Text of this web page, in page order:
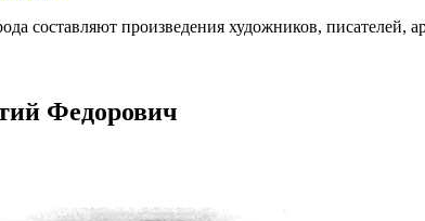
составляют произведения художников,
Федорович